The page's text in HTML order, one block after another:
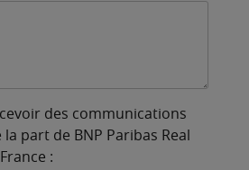
des communications
part de BNP Paribas Real
: